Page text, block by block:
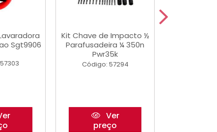
Sgt9906
Kit Chave de Impacto ½
Parafusadeira ¼ 350n
Pwr35k
Código: 57294
Ver
preço